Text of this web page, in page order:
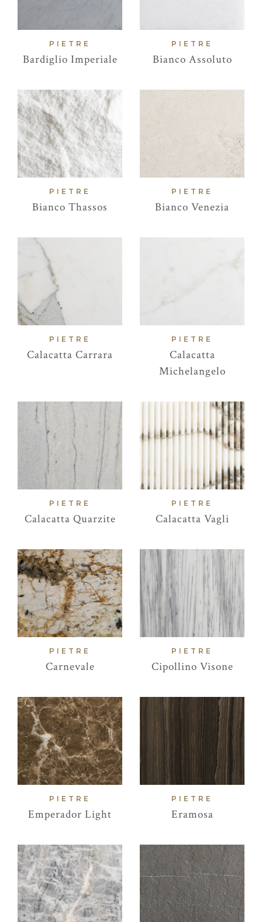
PIETRE
Bardiglio Imperiale
PIETRE
Bianco Assoluto
PIETRE
Bianco Thassos
PIETRE
Bianco Venezia
PIETRE
Calacatta Carrara
PIETRE
Calacatta
Michelangelo
PIETRE
Calacatta Quarzite
PIETRE
Calacatta Vagli
PIETRE
Carnevale
PIETRE
Cipollino Visone
PIETRE
Emperador Light
PIETRE
Eramosa